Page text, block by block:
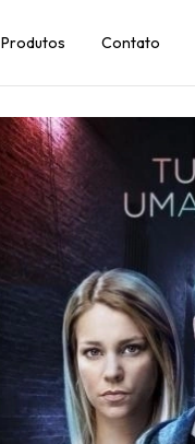
Produtos Contato